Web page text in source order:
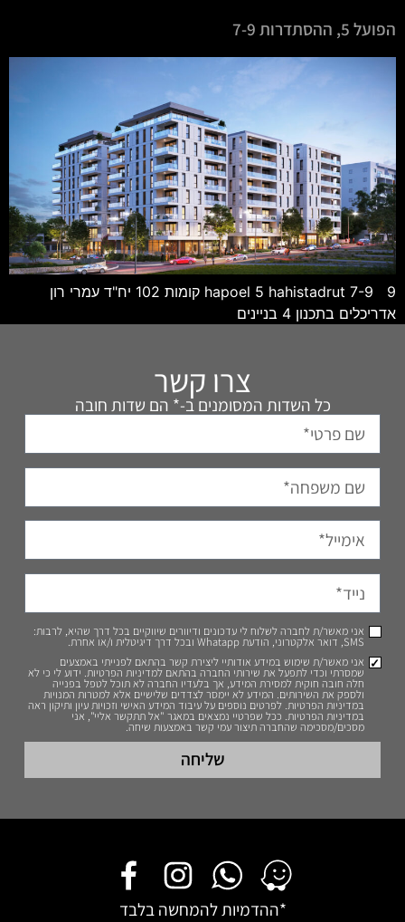
הפועל 5, ההסתדרות 7-9
hapoel 5 hahistadrut 7-9 9 קומות 102 יח"ד עמרי רון
אדריכלים בתכנון 4 בניינים
צרו קשר
כל השדות המסומנים ב-* הם שדות חובה
אני מאשר/ת לחברה לשלוח לי עדכונים ודיוורים שיווקיים בכל דרך שהיא, לרבות:
SMS, דואר אלקטרוני, הודעת Whatapp ובכל דרך דיגיטלית ו/או אחרת.
אני מאשר/ת שימוש במידע אודותיי ליצירת קשר בהתאם לפנייתי באמצעים
שמסרתי וכדי לתפעל את שירותי החברה בהתאם למדיניות הפרטיות. ידוע לי כי לא
חלה חובה חוקית למסירת המידע, אך בלעדיו החברה לא תוכל לטפל בפנייה
ולספק את השירותים. המידע לא יימסר לצדדים שלישיים אלא למטרות המנויות
במדיניות הפרטיות. לפרטים נוספים על עיבוד המידע האישי וזכויות עיון ותיקון ראה
במדיניות הפרטיות. ככל שפרטיי נמצאים במאגר "אל תתקשר אליי", אני
מסכים/מסכימה שהחברה תיצור עמי קשר באמצעות שיחה.
שליחה
*ההדמיות להמחשה בלבד